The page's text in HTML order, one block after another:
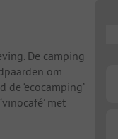
De camping
om
‘ecocamping’
met